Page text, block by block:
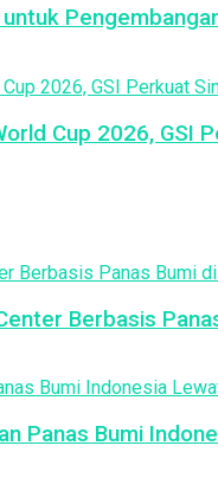
Cup 2026, GSI
Berbasis
Panas Bumi